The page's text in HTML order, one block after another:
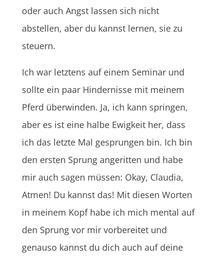
oder auch Angst lassen sich nicht
abstellen, aber du kannst lernen, sie zu
steuern.
Ich war letztens auf einem Seminar und
sollte ein paar Hindernisse mit meinem
Pferd überwinden. Ja, ich kann springen,
aber es ist eine halbe Ewigkeit her, dass
ich das letzte Mal gesprungen bin. Ich bin
den ersten Sprung angeritten und habe
mir auch sagen müssen: Okay, Claudia,
Atmen! Du kannst das! Mit diesen Worten
in meinem Kopf habe ich mich mental auf
den Sprung vor mir vorbereitet und
genauso kannst du dich auch auf deine